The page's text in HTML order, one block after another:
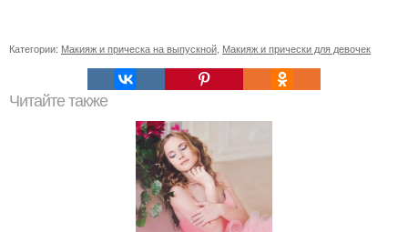
Категории: Макияж и прическа на выпускной Макияж и прически для девочек
Читайте также